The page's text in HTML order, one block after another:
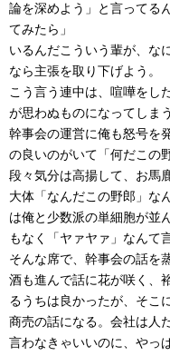
論を深めよう」と言ってる
てみたら」
いるんだこういう輩が、な
なら主張を取り下げよう。
こう言う連中は、喧嘩をし
が思わぬものになってしま
幹事会の運営に俺も怒号を
の良いのがいて「何だこの
段々気分は高揚して、お馬
大体「なんだこの野郎」な
は俺と少数派の単細胞が並
もなく「ヤァヤァ」なんて
そんな席で、幹事会の話を
酒も進んで話に花が咲く、
るうちは良かったが、そこ
商売の話になる。会社は人
言わなきゃいいのに、やっ